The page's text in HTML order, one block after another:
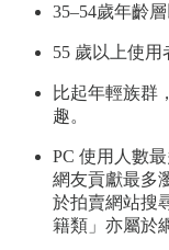
35–54歲年齡
55 歲以上使用
比起年輕族群
趣。
PC 使用人數
網友貢獻最多
於拍賣網站搜
籍類」亦屬於